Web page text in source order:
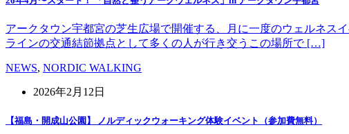
アークタウン宇都宮の芝生広場で開催する、月に一度のウェルネス
ラインの交通結節拠点として多くの人が行き交うこの場所で […]
NEWS, NORDIC WALKING
2026年2月12日
【福島・開成山公園】 ノルディックウォーキング体験イベント（参加費無料）